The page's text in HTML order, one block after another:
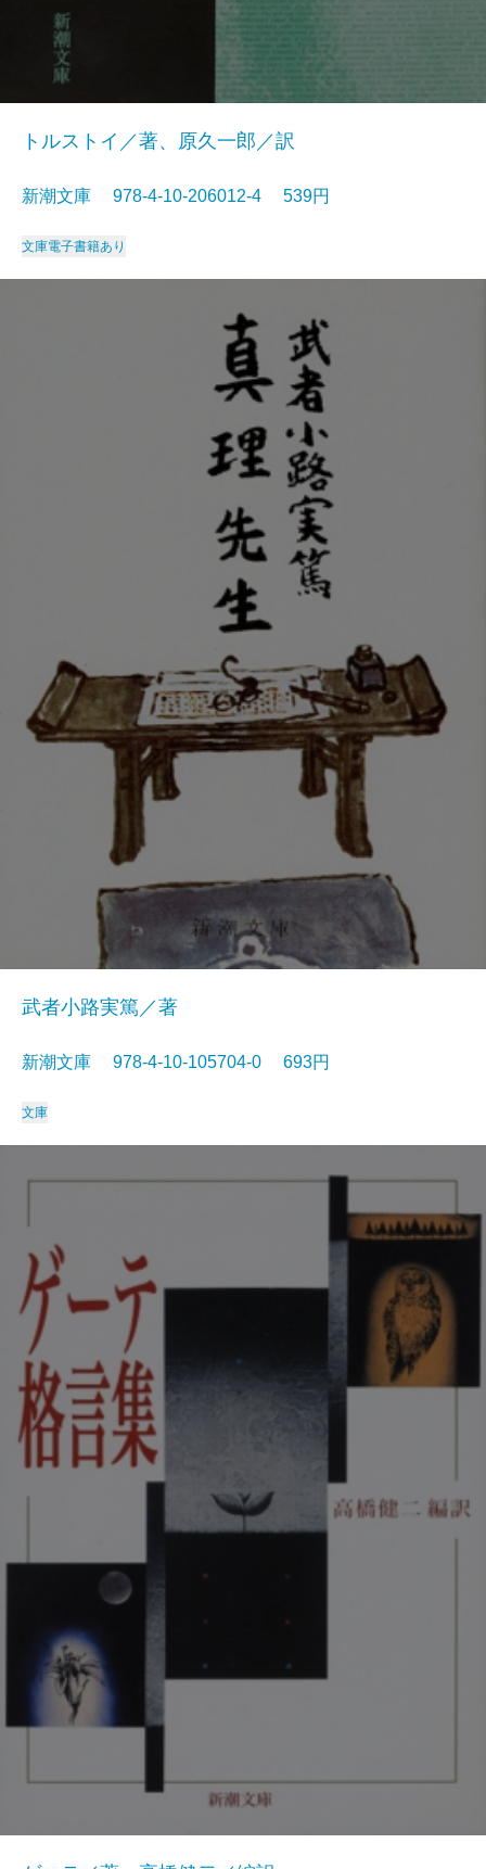
トルストイ／著、原久一郎／訳
新潮文庫 978-4-10-206012-4 539円
文庫電子書籍あり
武者小路実篤／著
新潮文庫 978-4-10-105704-0 693円
文庫